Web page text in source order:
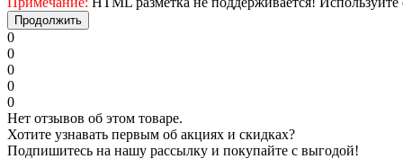
Продолжить
0
0
0
0
0
Нет отзывов об этом товаре.
Хотите узнавать первым об акциях и скидках?
Подпишитесь на нашу рассылку и покупайте с выгодой!